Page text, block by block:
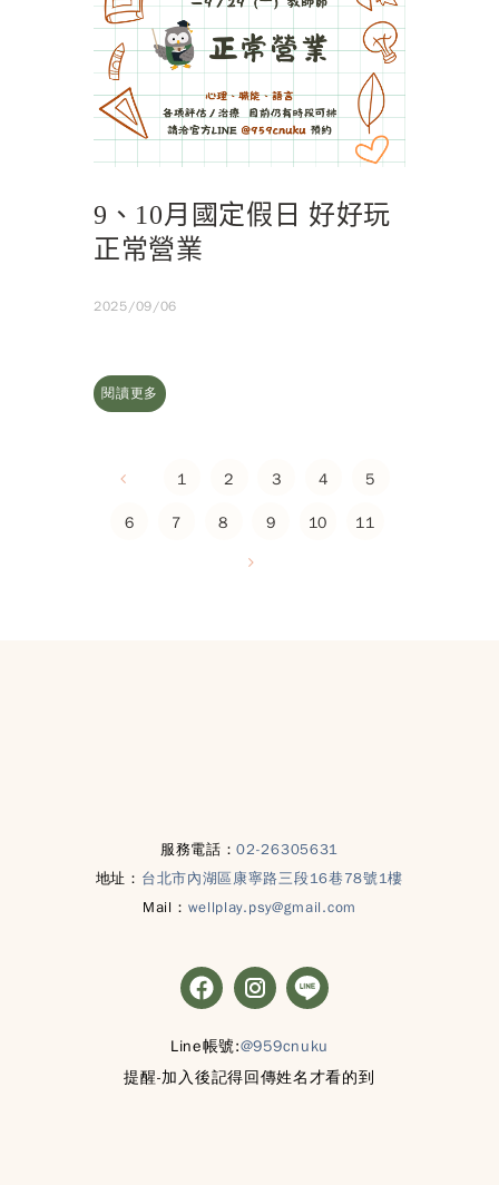
9、10月國定假日 好好玩
正常營業
2025/09/06
閱讀更多
1 2 3 4 5
6 7 8 9 10 11
服務電話：02-26305631
地址： 台北市內湖區康寧路三段16巷78號1樓
Mail： wellplay.psy@gmail.com
Line帳號:@959cnuku
提醒-加入後記得回傳姓名才看的到